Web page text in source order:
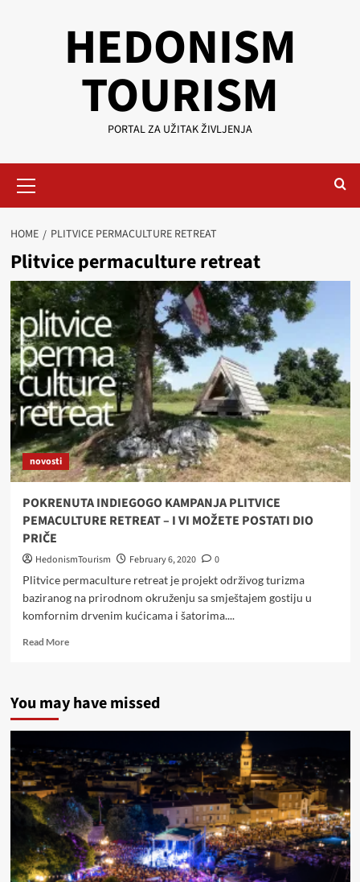
HEDONISM
TOURISM
PORTAL ZA UŽITAK ŽIVLJENJA
Menu
HOME PLITVICE PERMACULTURE RETREAT
Plitvice permaculture retreat
novosti
POKRENUTA INDIEGOGO KAMPANJA PLITVICE
PEMACULTURE RETREAT – I VI MOŽETE POSTATI DIO
PRIČE
HedonismTourism February 6, 2020
0
Plitvice permaculture retreat je projekt održivog turizma
baziranog na prirodnom okruženju sa smještajem gostiju u
komfornim drvenim kućicama i šatorima....
Read MoreRead
INDIEGOGO
PLITVICE
RETREAT
–
I
VI
MOŽETE
POSTATI
DIO
PRIČE
You may have missed